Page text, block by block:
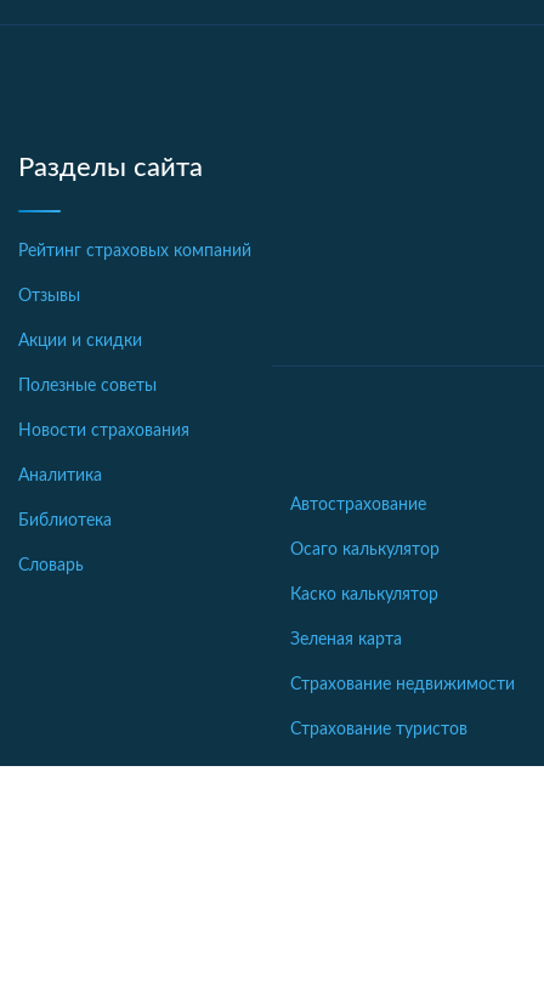
Разделы сайта
Рейтинг страховых компаний
Отзывы
Акции и скидки
Полезные советы
Новости страхования
Аналитика
Библиотека
Словарь
Автострахование
Осаго калькулятор
Каско калькулятор
Зеленая карта
Страхование недвижимости
Страхование туристов